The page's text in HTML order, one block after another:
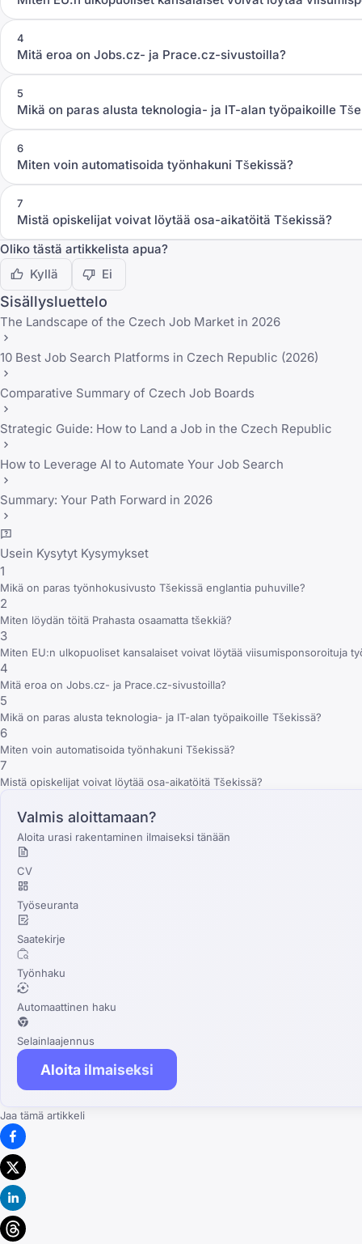
4
Mitä eroa on Jobs.cz- ja Prace.cz-sivustoilla?
5
Mikä on paras alusta teknologia- ja IT-alan työpaikoille
6
Miten voin automatisoida työnhakuni Tšekissä?
7
Mistä opiskelijat voivat löytää osa-aikatöitä Tšekissä?
Oliko tästä artikkelista apua?
Kyllä
Ei
Sisällysluettelo
The Landscape of the Czech Job Market in 2026
10 Best Job Search Platforms in Czech Republic (2026)
Comparative Summary of Czech Job Boards
Strategic Guide: How to Land a Job in the Czech Republic
How to Leverage AI to Automate Your Job Search
Summary: Your Path Forward in 2026
Usein Kysytyt Kysymykset
1
Mikä on paras työnhokusivusto Tšekissä englantia puhuville?
2
Miten löydän töitä Prahasta osaamatta tšekkiä?
3
Miten EU:n ulkopuoliset kansalaiset voivat löytää viisumisponsoroituja
4
Mitä eroa on Jobs.cz- ja Prace.cz-sivustoilla?
5
Mikä on paras alusta teknologia- ja IT-alan työpaikoille Tšekissä?
6
Miten voin automatisoida työnhakuni Tšekissä?
7
Mistä opiskelijat voivat löytää osa-aikatöitä Tšekissä?
Valmis aloittamaan?
Aloita urasi rakentaminen ilmaiseksi tänään
CV
Työseuranta
Saatekirje
Työnhaku
Automaattinen haku
Selainlaajennus
Aloita ilmaiseksi
Jaa tämä artikkeli